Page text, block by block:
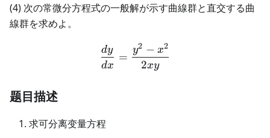
(4) 次の常微分方程式の一般解が示す曲線群と直交する曲
線群を求めよ。
\frac{dy}{dx} =
dx
dy
=
2xy
y2 − x2
题目描述
求可分离变量方程